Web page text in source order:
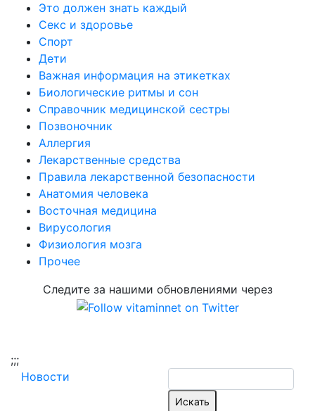
Это должен знать каждый
Секс и здоровье
Спорт
Дети
Важная информация на этикетках
Биологические ритмы и сон
Справочник медицинской сестры
Позвоночник
Аллергия
Лекарственные средства
Правила лекарственной безопасности
Aнатомия человека
Восточная медицина
Вирусология
Физиология мозга
Прочее
Следите за нашими обновлениями через
;;;
Новости